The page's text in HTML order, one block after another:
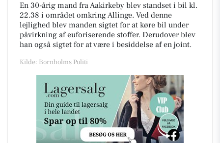
En 30-årig mand fra Aakirkeby blev standset i bil kl.
22.38 i området omkring Allinge. Ved denne
lejlighed blev manden sigtet for at køre bil under
påvirkning af euforiserende stoffer. Derudover blev
han også sigtet for at være i besiddelse af en joint.
Kilde: Bornholms Politi